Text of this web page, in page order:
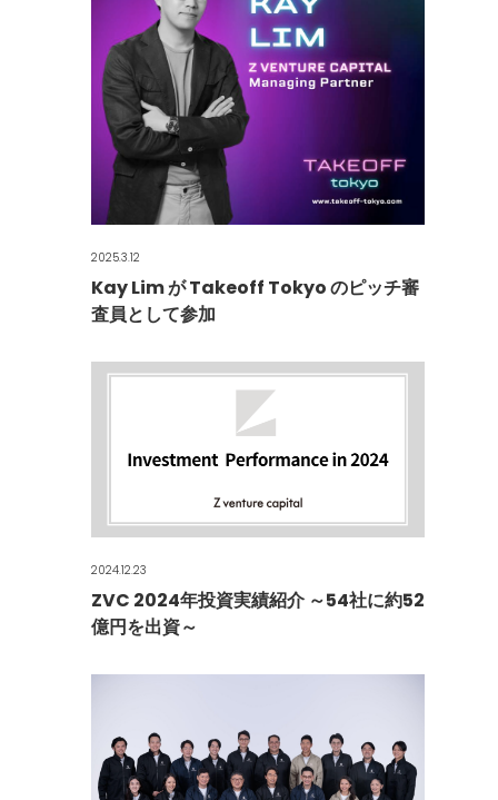
2025.3.12
Kay Lim が Takeoff Tokyo のピッチ審
査員として参加
2024.12.23
ZVC 2024年投資実績紹介 ～54社に約52
億円を出資～